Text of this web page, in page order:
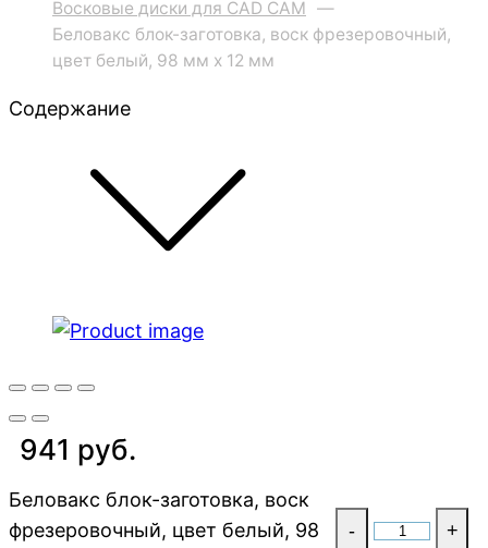
Восковые диски для CAD CAM —
Беловакс блок-заготовка, воск фрезеровочный,
цвет белый, 98 мм x 12 мм
Содержание
941 руб.
Беловакс блок-заготовка, воск
фрезеровочный, цвет белый, 98
- +